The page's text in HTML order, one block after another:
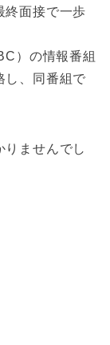
終面接で一歩
）の情報番組
し、同番組で
りませんでし